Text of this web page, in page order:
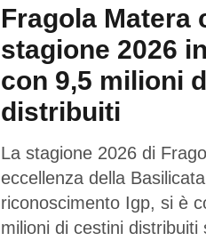
Fragola Matera
stagione 2026
con 9,5 milioni
distribuiti
La stagione 2026 di
eccellenza della
riconoscimento Igp, si è
milioni di cestini distribuiti